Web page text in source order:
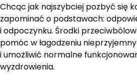
Chcąc jak najszybciej pozbyć się
zapominać o podstawach:
i odpoczynku. Środki
pomóc w łagodzeniu
i umożliwić normalne
wyzdrowienia.